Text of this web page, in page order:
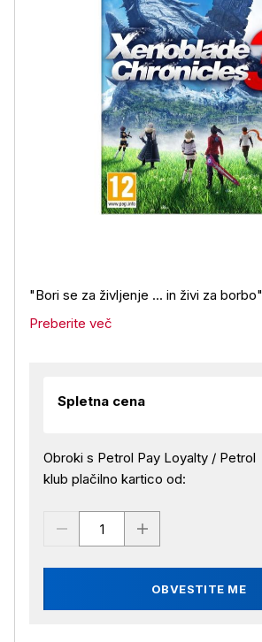
"Bori se za življenje ... in živi za borbo"
Preberite več
Spletna cena
Obroki s Petrol Pay Loyalty / Petrol
klub plačilno kartico od:
OBVESTITE ME